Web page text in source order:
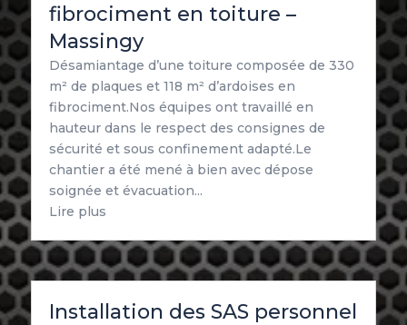
fibrociment en toiture –
Massingy
Désamiantage d’une toiture composée de 330
m² de plaques et 118 m² d’ardoises en
fibrociment.Nos équipes ont travaillé en
hauteur dans le respect des consignes de
sécurité et sous confinement adapté.Le
chantier a été mené à bien avec dépose
soignée et évacuation...
Lire plus
Installation des SAS personnel